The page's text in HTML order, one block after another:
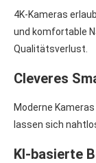
4K-Kameras
und komfortable
Qualitätsverlust.
Cleveres
Moderne
lassen sich
KI-basierte